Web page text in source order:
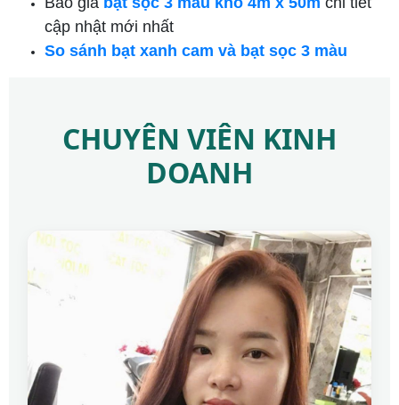
cập nhật mới nhất
So sánh bạt xanh cam và bạt sọc 3 màu
CHUYÊN VIÊN KINH
DOANH